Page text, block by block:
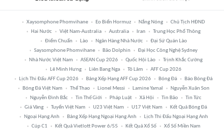
Xaysomphone Phomvihane Eo Biển Hormuz Nắng Nóng
Chủ Tịch HĐND
Hai Nước
Việt Nam-Australia Australia Iran
Trung Học Phổ Thông
Điểm Chuẩn
Lào Ngân Hàng Nhà Nước
Đại Sứ Quán Lào
Saysomphone Phomvihane
Bão Dolphin
Đại Học Công Nghệ Sydney
Nhà Nước Việt Nam
ASEAN Cup 2026 Quốc Hội Lào
Trịnh Khắc Cường
Lê Minh Hưng
Liên Bang Nga Tô Lâm
AFF Cup 2026
Lịch Thi Đấu AFF Cup 2026
Bảng Xếp Hạng AFF Cup 2026 Bóng Đá
Báo Bóng Đá
Bóng Đá Việt Nam
Thể Thao Lionel Messi Lamine Yamal
Nguyễn Xuân Son
Nguyễn Đình Bắc
Tin Thế Giới Pháp Luật Xã Hội Tin Bão
Tin Tức
Giá Vàng
Tuyển Việt Nam U23 Việt Nam U17 Việt Nam
Kết Quả Bóng Đá
Ngoại Hạng Anh
Bảng Xếp Hạng Ngoại Hạng Anh
Lịch Thi Đấu Ngoại Hạng Anh
Cúp C1
Kết Quả Vietlott Power 6/55 Kết Quả Xổ Số Xổ Số Miền Nam